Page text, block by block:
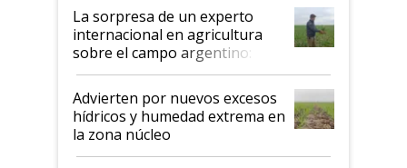
La sorpresa de un experto
internacional en agricultura
sobre el campo argentino:
"Estoy muy impresionado"
Advierten por nuevos excesos
hídricos y humedad extrema en
la zona núcleo